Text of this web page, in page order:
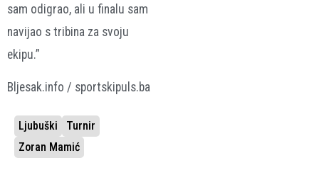
sam odigrao, ali u finalu sam
navijao s tribina za svoju
ekipu.”
Bljesak.info / sportskipuls.ba
Ljubuški
Turnir
Zoran Mamić